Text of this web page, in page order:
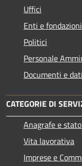
Uffici
Enti e fondazioni
Politici
Personale
Documenti e dati
CATEGORIE DI
Anagrafe e
Vita lavorativa
Imprese e